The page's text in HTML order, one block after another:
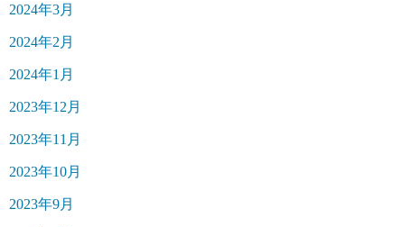
2024年3月
2024年2月
2024年1月
2023年12月
2023年11月
2023年10月
2023年9月